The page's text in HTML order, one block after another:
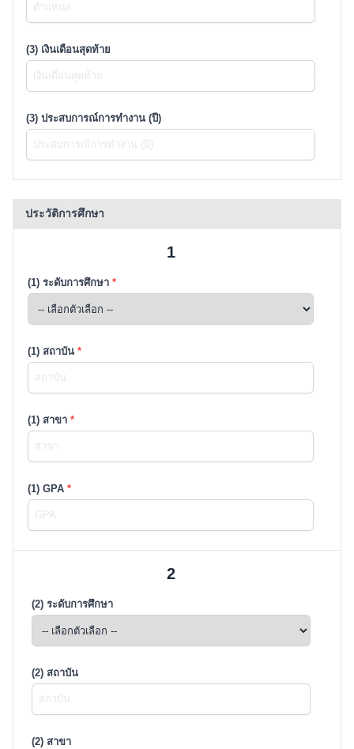
(3) เงินเดือนสุดท้าย
(3) ประสบการณ์การทำงาน (ปี)
ประวัติการศึกษา
1
(1) ระดับการศึกษา *
(1) สถาบัน *
(1) สาขา *
(1) GPA *
2
(2) ระดับการศึกษา
(2) สถาบัน
(2) สาขา